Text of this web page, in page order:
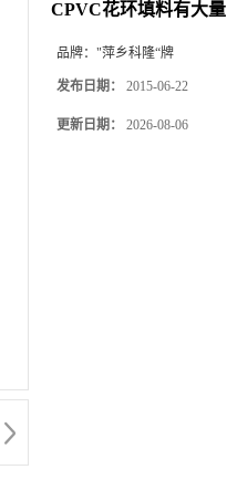
CPVC花环填料有大量
品牌： "萍乡科隆“牌
发布日期： 2015-06-22
更新日期： 2026-08-06